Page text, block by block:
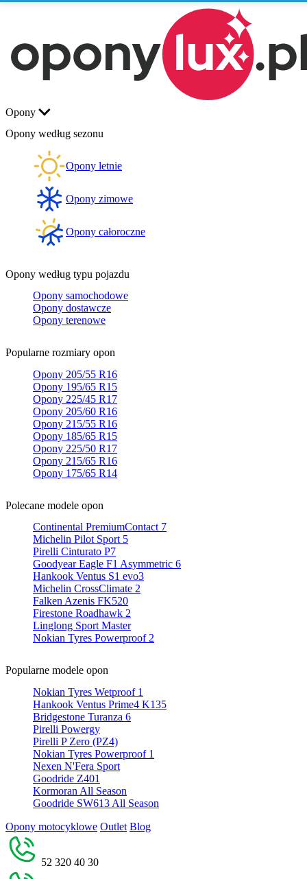
Opony
Opony według sezonu
Opony letnie
Opony zimowe
Opony całoroczne
Opony według typu pojazdu
Opony samochodowe
Opony dostawcze
Opony terenowe
Popularne rozmiary opon
Opony 205/55 R16
Opony 195/65 R15
Opony 225/45 R17
Opony 205/60 R16
Opony 215/55 R16
Opony 185/65 R15
Opony 225/50 R17
Opony 215/65 R16
Opony 175/65 R14
Polecane modele opon
Continental PremiumContact 7
Michelin Pilot Sport 5
Pirelli Cinturato P7
Goodyear Eagle F1 Asymmetric 6
Hankook Ventus S1 evo3
Michelin CrossClimate 2
Falken Azenis FK520
Firestone Roadhawk 2
Linglong Sport Master
Nokian Tyres Powerproof 2
Popularne modele opon
Nokian Tyres Wetproof 1
Hankook Ventus Prime4 K135
Bridgestone Turanza 6
Pirelli Powergy
Pirelli P Zero (PZ4)
Nokian Tyres Powerproof 1
Nexen N'Fera Sport
Goodride Z401
Kormoran All Season
Goodride SW613 All Season
Opony motocyklowe Outlet Blog
52 320 40 30